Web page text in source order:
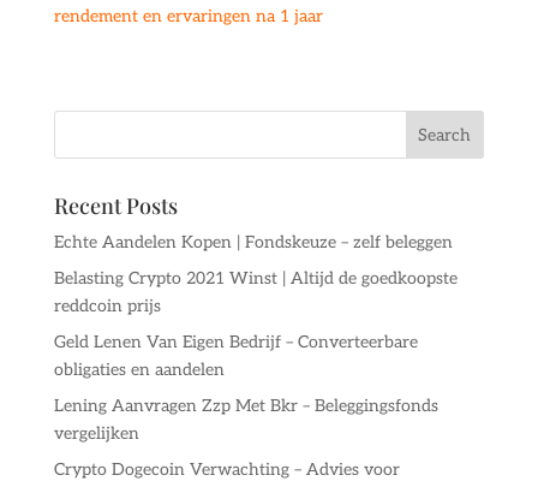
rendement en ervaringen na 1 jaar
Recent Posts
Echte Aandelen Kopen | Fondskeuze – zelf beleggen
Belasting Crypto 2021 Winst | Altijd de goedkoopste
reddcoin prijs
Geld Lenen Van Eigen Bedrijf – Converteerbare
obligaties en aandelen
Lening Aanvragen Zzp Met Bkr – Beleggingsfonds
vergelijken
Crypto Dogecoin Verwachting – Advies voor